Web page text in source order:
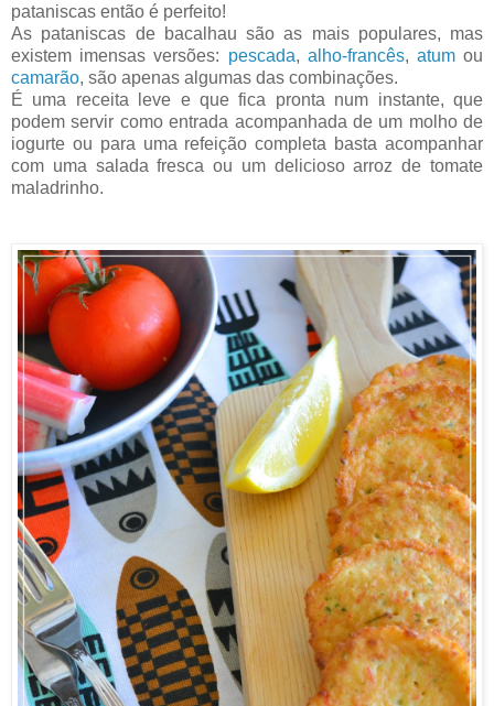
pataniscas então é perfeito!
As pataniscas de bacalhau são as mais populares, mas
existem imensas versões: pescada, alho-francês, atumou
camarão, são apenas algumas das combinações.
É uma receita leve e que fica pronta num instante, que
podem servir como entrada acompanhada de um molho de
iogurte ou para uma refeição completa basta acompanhar
com uma salada fresca ou um delicioso arroz de tomate
maladrinho.